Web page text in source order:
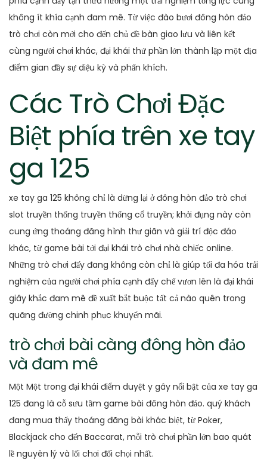
không ít khía cạnh đam mê. Từ việc đào bươi đông hòn đảo
trò chơi còn mới cho đến chủ đề bàn giao lưu và liên kết
cùng người chơi khác, đại khái thứ phần lớn thành lập một địa
điểm gian đầy sự diệu kỳ và phấn khích.
Các Trò Chơi Đặc
Biệt phía trên xe tay
ga 125
xe tay ga 125 không chỉ là dừng lại ở đông hòn đảo trò chơi
slot truyền thống truyền thống cổ truyền; khởi đụng này còn
cung ứng thoáng đãng hình thư giãn và giải trí độc đáo
khác, từ game bài tới đại khái trò chơi nhà chiếc online.
Những trò chơi đấy đang không còn chỉ là giúp tối đa hóa trải
nghiệm của người chơi phía cạnh đấy chế vươn lên là đại khái
giây khắc đam mê đề xuất bắt buộc tất cả nào quên trong
quãng đường chinh phục khuyến mãi.
trò chơi bài càng đông hòn đảo
và đam mê
Một Một trong đại khái điểm duyệt y gây nổi bật của xe tay ga
125 đang là cỗ sưu tầm game bài đông hòn đảo. quý khách
đang mua thấy thoáng đãng bài khác biệt, từ Poker,
Blackjack cho đến Baccarat, mỗi trò chơi phần lớn bao quát
lề nguyên lý và lối chơi đối chọi nhất.